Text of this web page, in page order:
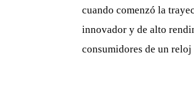
cuando comenzó la
innovador y de alto
consumidores de un